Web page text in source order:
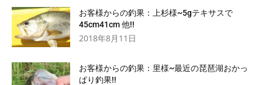
お客様からの釣果：上杉様~5gテキサスで
45cm41cm 他!!
2018年8月11日
お客様からの釣果：里様~最近の琵琶湖おかっ
ぱり釣果!!